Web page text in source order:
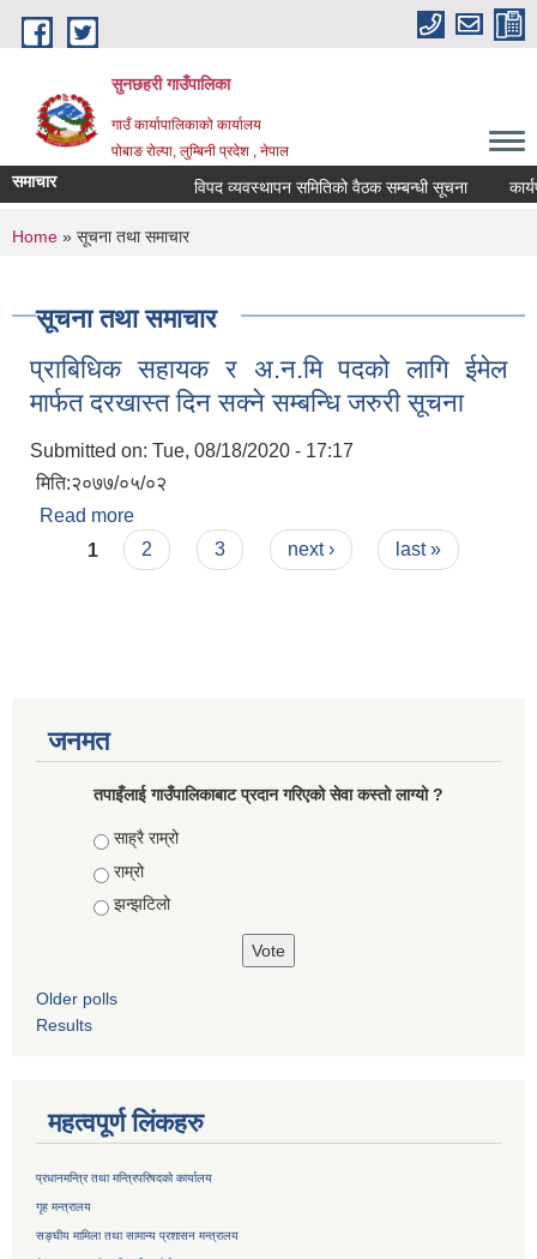
Skip to main content
सुनछहरी गाउँपालिका
गाउँ कार्यापालिकाको कार्यालय
पोबाङ रोल्पा, लुम्बिनी प्रदेश , नेपाल
समाचार विपद व्यवस्थापन समितिको वैठक सम्बन्धी सूचना
You are here
Home » सूचना तथा समाचार
सूचना तथा समाचार
प्राबिधिक सहायक र अ.न.मि पदको लागि ईमेल
मार्फत दरखास्त दिन सक्ने सम्बन्धि जरुरी सूचना
Submitted on: Tue, 08/18/2020 - 17:17
मिति:२०७७/०५/०२
Read more
मार्फत दरखास्त दिन सक्ने सम्बन्धि जरुरी सूचना
Pages
1 2 3 next › last »
जनमत
तपाइँलाई गाउँपालिकाबाट प्रदान गरिएको सेवा कस्तो लाग्यो ?
Choices
साह्रै राम्रो
राम्रो
झन्झटिलो
Older polls
Results
महत्वपूर्ण लिंकहरु
प्रधानमन्त्रि तथा मन्त्रिपरिषदको कार्यालय
गृह मन्त्रालय
सङ्घीय मामिला तथा सामान्य प्रशासन मन्त्रालय